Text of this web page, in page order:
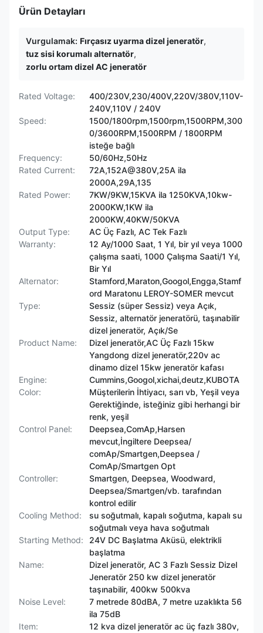
Ürün Detayları
Vurgulamak: Fırçasız uyarma dizel jeneratör,
tuz sisi korumalı alternatör,
zorlu ortam dizel AC jeneratör
Rated Voltage:
400/230V,230/400V,220V/380V,110V-
240V,110V / 240V
Speed:
1500/1800rpm,1500rpm,1500RPM,300
0/3600RPM,1500RPM / 1800RPM
isteğe bağlı
Frequency:
50/60Hz,50Hz
Rated Current:
72A,152A@380V,25A ila
2000A,29A,135
Rated Power:
7KW/9KW,15KVA ila 1250KVA,10kw-
2000KW,1KW ila
2000KW,40KW/50KVA
Output Type:
AC Üç Fazlı, AC Tek Fazlı
Warranty:
12 Ay/1000 Saat, 1 Yıl, bir yıl veya 1000
çalışma saati, 1000 Çalışma Saati/1 Yıl,
Bir Yıl
Alternator:
Stamford,Maraton,Googol,Engga,Stamf
ord Maratonu LEROY-SOMER mevcut
Type:
Sessiz (süper Sessiz) veya Açık,
Sessiz, alternatör jeneratörü, taşınabilir
dizel jeneratör, Açık/Se
Product Name:
Dizel jeneratör,AC Üç Fazlı 15kw
Yangdong dizel jeneratör,220v ac
dinamo dizel 15kw jeneratör kafası
Engine:
Cummins,Googol,xichai,deutz,KUBOTA
Color:
Müşterilerin İhtiyacı, sarı vb, Yeşil veya
Gerektiğinde, isteğiniz gibi herhangi bir
renk, yeşil
Control Panel:
Deepsea,ComAp,Harsen
mevcut,İngiltere Deepsea/
comAp/Smartgen,Deepsea /
ComAp/Smartgen Opt
Controller:
Smartgen, Deepsea, Woodward,
Deepsea/Smartgen/vb. tarafından
kontrol edilir
Cooling Method:
su soğutmalı, kapalı soğutma, kapalı su
soğutmalı veya hava soğutmalı
Starting Method:
24V DC Başlatma Aküsü, elektrikli
başlatma
Name:
Dizel jeneratör, AC 3 Fazlı Sessiz Dizel
Jeneratör 250 kw dizel jeneratör
taşınabilir, 400kw 500kva
Noise Level:
7 metrede 80dBA, 7 metre uzaklıkta 56
ila 75dB
Item:
12 kva dizel jeneratör ac üç fazlı 380v,